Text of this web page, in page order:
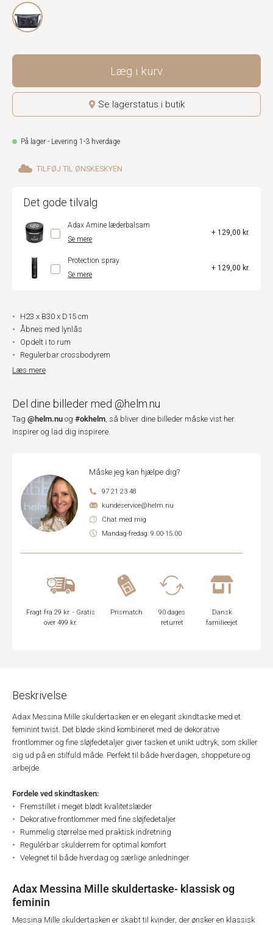
Læg i kurv
Se lagerstatus i butik
På lager - Levering 1-3 hverdage
TILFØJ TIL ØNSKESKYEN
Det gode tilvalg
Adax Amine læderbalsam
Se mere
+ 129,00 kr.
Protection spray
Se mere
+ 129,00 kr.
H23 x B30 x D15 cm
Åbnes med lynlås
Opdelt i to rum
Regulerbar crossbodyrem
Læs mere
Del dine billeder med @helm.nu
Tag @helm.nu og #okhelm, så bliver dine billeder måske vist her.
Inspirer og lad dig inspirere.
Måske jeg kan hjælpe dig?
97 21 23 48
kundeservice@helm.nu
Chat med mig
Mandag-fredag: 9.00-15.00
Fragt fra 29 kr. - Gratis
over 499 kr.
Prismatch
90 dages
returret
Dansk
familieejet
Beskrivelse
Adax Messina Mille skuldertasken er en elegant skindtaske med et
feminint twist. Det bløde skind kombineret med de dekorative
frontlommer og fine sløjfedetaljer giver tasken et unikt udtryk, som skiller
sig ud på en stilfuld måde. Perfekt til både hverdagen, shoppeture og
arbejde.
Fordele ved skindtasken:
Fremstillet i meget blødt kvalitetslæder
Dekorative frontlommer med fine sløjfedetaljer
Rummelig størrelse med praktisk indretning
Regulérbar skulderrem for optimal komfort
Velegnet til både hverdag og særlige anledninger
Adax Messina Mille skuldertaske- klassisk og
feminin
Messina Mille skuldertasken er skabt til kvinder, der ønsker en klassisk